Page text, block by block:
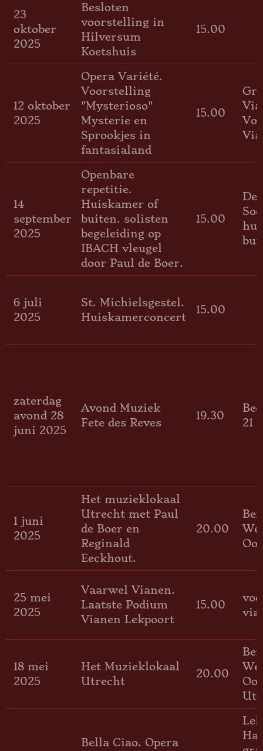
23
oktober
2025
Besloten
voorstelling in
Hilversum
Koetshuis
15.00
12 oktober
2025
Opera Variété.
Voorstelling
"Mysterioso"
Mysterie en
Sprookjes in
fantasialand
15.00
14
september
2025
Openbare
repetitie.
Huiskamer of
buiten. solisten
begeleiding op
IBACH vleugel
door Paul de Boer.
15.00
6 juli
2025
St. Michielsgestel.
Huiskamerconcert
15.00
zaterdag
avond 28
juni 2025
Avond Muziek
Fete des Reves
19.30
21
1 juni
2025
Het muzieklokaal
Utrecht met Paul
de Boer en
Reginald
Eeckhout.
20.00
25 mei
2025
Vaarwel Vianen.
Laatste Podium
Vianen Lekpoort
15.00
18 mei
2025
Het Muzieklokaal
Utrecht
20.00
Bella Ciao. Opera